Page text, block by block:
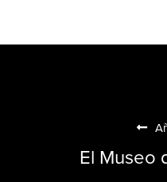
El Museo